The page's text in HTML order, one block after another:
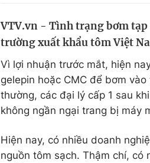
Chất lượng cuộc
VTV.vn - Tình trạng bơm
trường xuất khẩu tôm Việt
Vì lợi nhuận trước mắt, hiện
gelepin hoặc CMC để bơm
thường, các đại lý cấp 1 sau
không ngần ngại trang bị máy
Hiện nay, có nhiều doanh
nguồn tôm sạch. Thậm chí,